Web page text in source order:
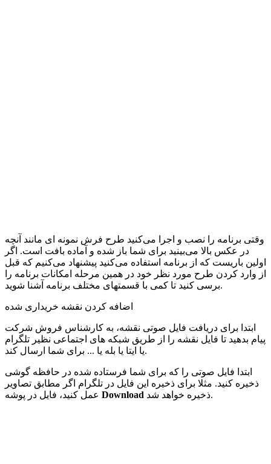
وقتی برنامه را نصب و اجرا می‌کنید طرح فرش نمونه ای مانند آنچه
در عکس بالا می‌بینید برای شما باز شده و آماده بافت است. اگر
اولین باریست که از برنامه استفاده می‌کنید پیشنهاد می‌کنیم که قبل
از وارد کردن طرح مورد نظر خود در همین مرحله امکانات برنامه را
برسی کنید تا کمی با قسمتهای مختلف برنامه آشنا شوید.
اضافه کردن نقشه خریداری شده
ابتدا برای دریافت فایل صوتی نقشه، به کارشناس فروش شرکت
پیام بدهید تا فایل نقشه را از طریق شبکه های اجتماعی نظیر تلگرام
یا ایتا یا بله یا ... برای شما ارسال کند.
ابتدا فایل صوتی را که برای شما فرستاده شده در حافظه گوشی
ذخیره کنید. مثلا برای ذخیره این فایل در تلگرام اگر مطابق تصاویر
Download ذخیره خواهد شد.